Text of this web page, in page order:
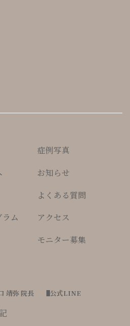
症例写真
お知らせ
よくある質問
ム
アクセス
モニター募集
靖弥 院長 公式LINE